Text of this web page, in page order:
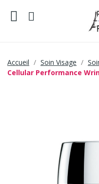
Accueil Soin Visage
Cellular Performance